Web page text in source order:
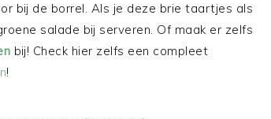
bij de borrel. Als je deze brie taartjes als
salade bij serveren. Of maak er zelfs
bij! Check hier zelfs een compleet
!